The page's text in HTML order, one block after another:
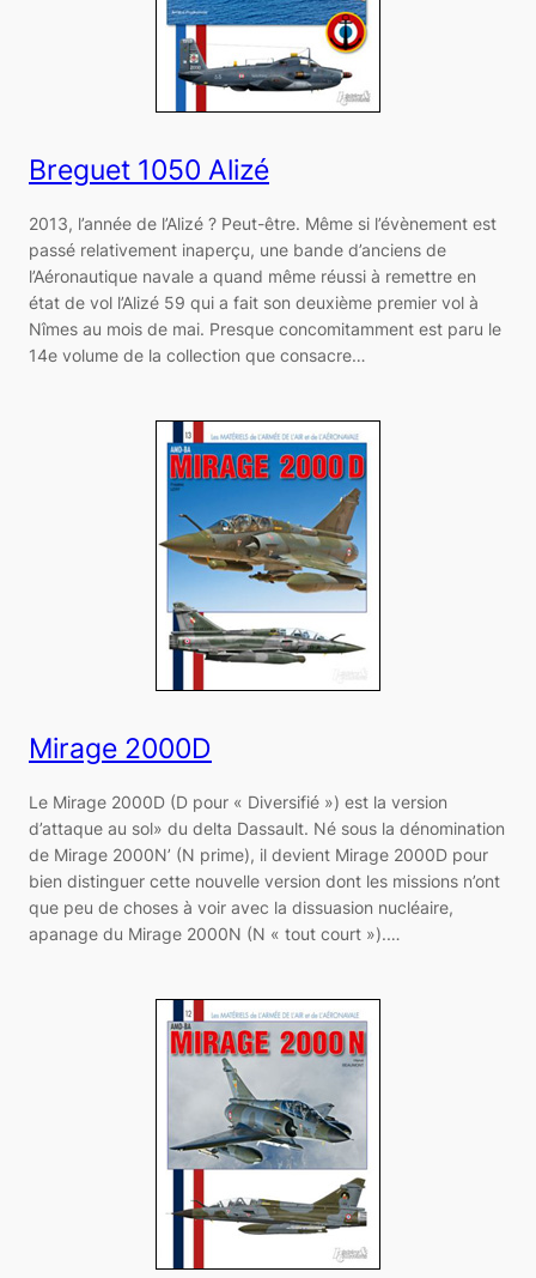
Breguet 1050 Alizé
2013, l’année de l’Alizé ? Peut-être. Même si l’évènement est
passé relativement inaperçu, une bande d’anciens de
l’Aéronautique navale a quand même réussi à remettre en
état de vol l’Alizé 59 qui a fait son deuxième premier vol à
Nîmes au mois de mai. Presque concomitamment est paru le
14e volume de la collection que consacre…
Mirage 2000D
Le Mirage 2000D (D pour « Diversifié ») est la version
d’attaque au sol» du delta Dassault. Né sous la dénomination
de Mirage 2000N’ (N prime), il devient Mirage 2000D pour
bien distinguer cette nouvelle version dont les missions n’ont
que peu de choses à voir avec la dissuasion nucléaire,
apanage du Mirage 2000N (N « tout court »).…